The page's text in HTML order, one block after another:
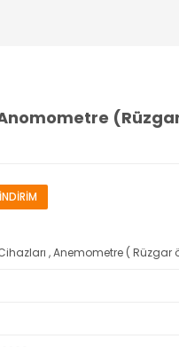
,Anemometre ( Rüzgar